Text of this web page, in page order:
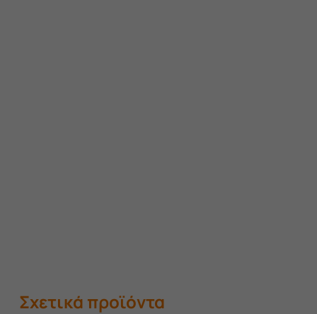
Σχετικά προϊόντα